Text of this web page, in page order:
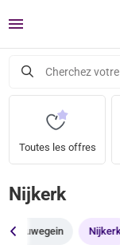
Menu
Cherchez
Toutes les offres
Nijkerk
Nieuwegein